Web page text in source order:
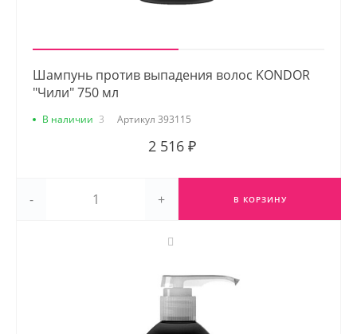
Шампунь против выпадения волос KONDOR
"Чили" 750 мл
В наличии 3 Артикул 393115
2 516 ₽
- + В КОРЗИНУ